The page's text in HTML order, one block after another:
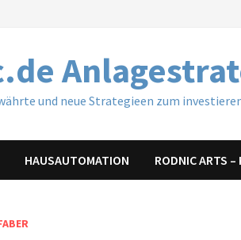
und neue Strategieen zum
HAUSAUTOMATION RODNIC ARTS